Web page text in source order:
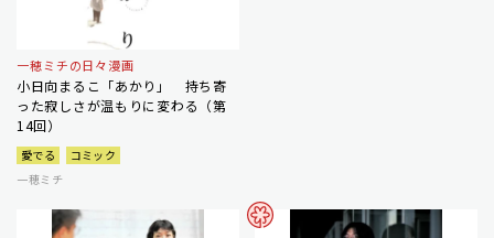
一穂ミチの日々漫画
小日向まるこ「あかり」 持ち寄
った寂しさが温もりに変わる（第
14回）
愛でる
コミック
一穂ミチ